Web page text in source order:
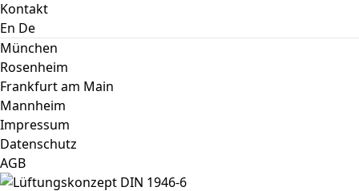
Kontakt
En De
München
Rosenheim
Frankfurt am Main
Mannheim
Impressum
Datenschutz
AGB